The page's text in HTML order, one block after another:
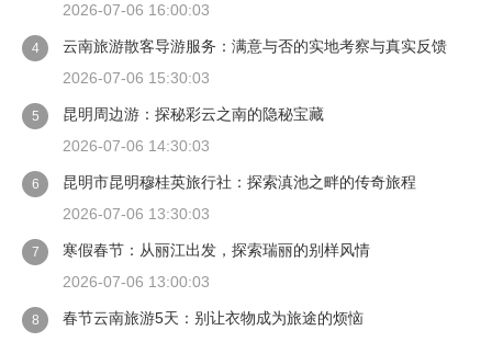
2026-07-06 16:00:03
4
云南旅游散客导游服务：满意与否的实地考察与真实反馈
2026-07-06 15:30:03
5
昆明周边游：探秘彩云之南的隐秘宝藏
2026-07-06 14:30:03
6
昆明市昆明穆桂英旅行社：探索滇池之畔的传奇旅程
2026-07-06 13:30:03
7
寒假春节：从丽江出发，探索瑞丽的别样风情
2026-07-06 13:00:03
8
春节云南旅游5天：别让衣物成为旅途的烦恼